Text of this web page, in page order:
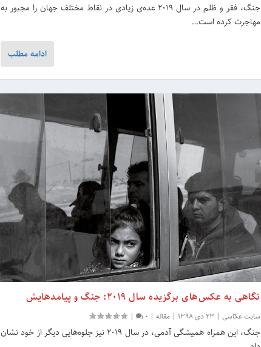
جنگ، فقر و ظلم در سال 2019 عده‌ی زیادی در نقاط مختلف جهان را مجبور به
مهاجرت کرده است…
ادامه مطلب
نگاهی به عکس‌های برگزیده سال 2019: جنگ و پیامدهایش
سایت عکاسی | 23 دی 1398 |مقاله |
0
|
جنگ، این همراه همیشگی آدمی، در سال 2019 نیز جلوه‌هایی دیگر از خود نشان